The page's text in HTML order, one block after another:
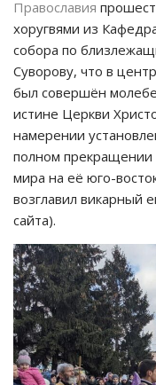
Православия
хоругвями из
собора по
Суворову, что в
был совершён
истине Церкви
намерении
полном прекращении
мира на её юго-
возглавил викарный
сайта).